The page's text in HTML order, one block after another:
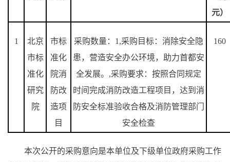
元）
1
北京
市标
准化
研究
院
市标
准化
院消
防改
造项
目
采购数量： 1,采购目标：消除安全隐
患，营造安全办公环境，助力首都安
全发展。 ,采购要求：按照合同规定
时间完成消防改造工程项目，达到消
防安全标准验收合格及消防管理部门
安全检查
160
本次公开的采购意向是本单位及下级单位政府采购工作